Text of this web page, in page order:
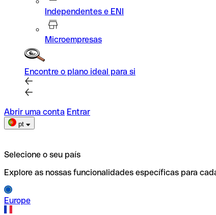
Independentes e ENI
Microempresas
Encontre o plano ideal para si
Abrir uma conta Entrar
pt
Selecione o seu país
Explore as nossas funcionalidades específicas para
Europe